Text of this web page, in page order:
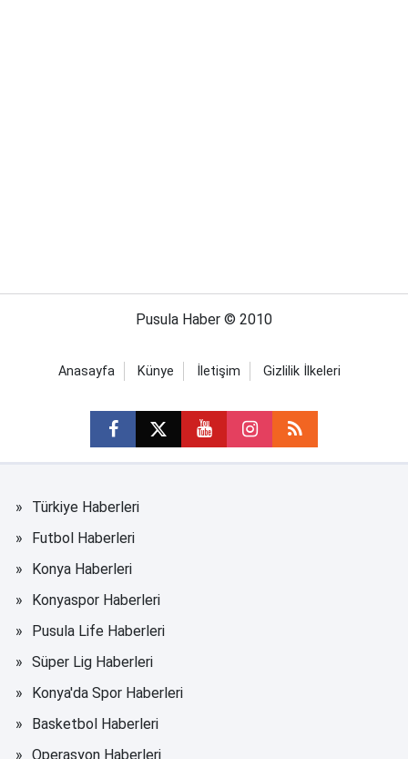
Pusula Haber © 2010
Anasayfa Künye İletişim Gizlilik İlkeleri
Türkiye Haberleri
Futbol Haberleri
Konya Haberleri
Konyaspor Haberleri
Pusula Life Haberleri
Süper Lig Haberleri
Konya'da Spor Haberleri
Basketbol Haberleri
Operasyon Haberleri